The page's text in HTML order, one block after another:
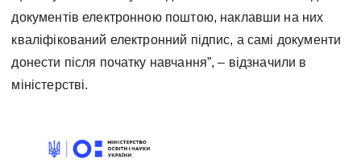
документів електронною поштою, наклавши на них
кваліфікований електронний підпис, а самі документи
донести після початку навчання”, – відзначили в
міністерстві.